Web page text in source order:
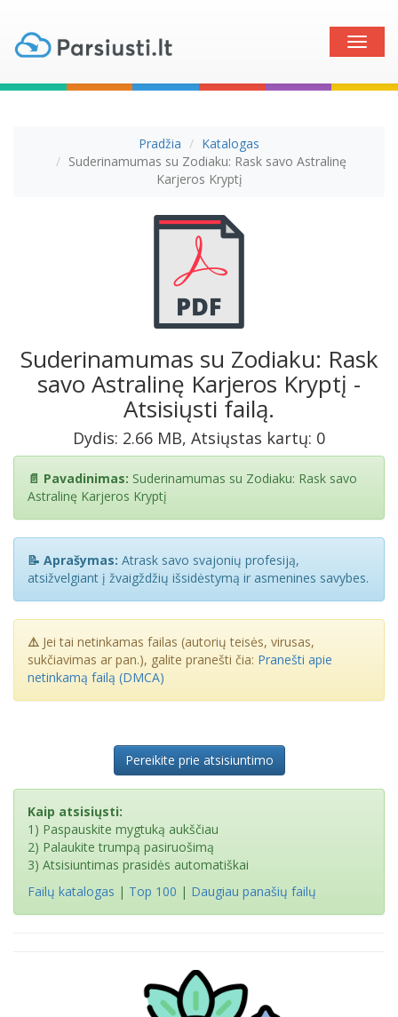
Toggle
Pradžia
Katalogas
Suderinamumas su Zodiaku: Rask savo Astralinę
Karjeros Kryptį
Suderinamumas su Zodiaku: Rask
savo Astralinę Karjeros Kryptį -
Atsisiųsti failą.
Dydis: 2.66 MB, Atsiųstas kartų: 0
📄 Pavadinimas: Suderinamumas su Zodiaku: Rask savo
Astralinę Karjeros Kryptį
📝 Aprašymas: Atrask savo svajonių profesiją,
atsižvelgiant į žvaigždžių išsidėstymą ir asmenines savybes.
⚠️ Jei tai netinkamas failas (autorių teisės, virusas,
sukčiavimas ar pan.), galite pranešti čia: Pranešti apie
netinkamą failą (DMCA)
Pereikite prie atsisiuntimo
Kaip atsisiųsti:
1) Paspauskite mygtuką aukščiau
2) Palaukite trumpą pasiruošimą
3) Atsisiuntimas prasidės automatiškai
Failų katalogas | Top 100 | Daugiau panašių failų